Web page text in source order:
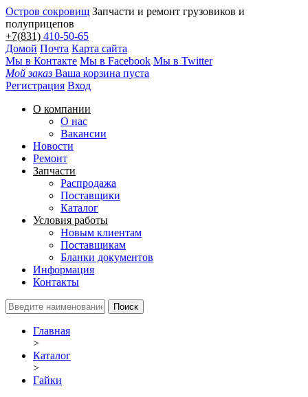
Остров сокровищ Запчасти и ремонт грузовиков и
полуприцепов
+7(831) 410-50-65
Домой Почта Карта сайта
Мы в Контакте Мы в Facebook Мы в Twitter
Мой заказ Ваша корзина пуста
Регистрация Вход
О компании
О нас
Вакансии
Новости
Ремонт
Запчасти
Распродажа
Поставщики
Каталог
Условия работы
Новым клиентам
Поставщикам
Бланки документов
Информация
Контакты
Главная
>
Каталог
>
Гайки